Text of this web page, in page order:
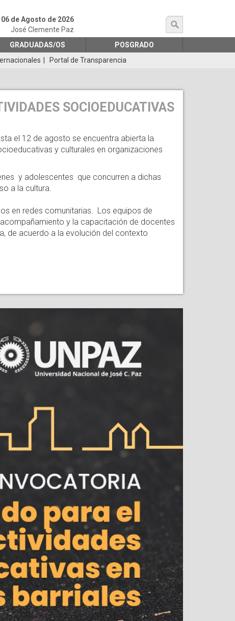
búsqueda
de Agosto de 2026
José Clemente Paz
GRADUADAS/OS
POSGRADO
Portal de Transparencia
SOCIOEDUCATIVAS
el 12 de agosto se encuentra abierta la
y culturales en organizaciones
y adolescentes que concurren a dichas
a la cultura.
en redes comunitarias. Los equipos de
y la capacitación de docentes
de acuerdo a la evolución del contexto